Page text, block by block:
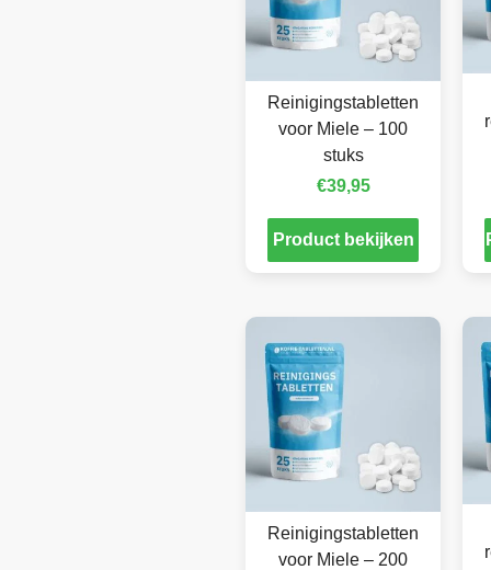
Reinigingstabletten
voor Miele – 100
stuks
€39,95
Product bekijken
Reinigingstabletten
voor Miele – 200